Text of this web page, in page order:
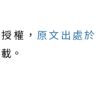
授權， 原文出處於
。